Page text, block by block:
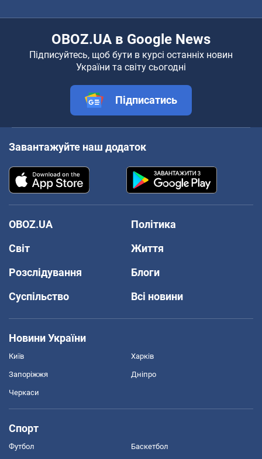
OBOZ.UA в Google News
Підписуйтесь, щоб бути в курсі останніх новин
України та світу сьогодні
Підписатись
Завантажуйте наш додаток
OBOZ.UA
Політика
Світ
Життя
Розслідування
Блоги
Суспільство
Всі новини
Новини України
Київ Харків
Запоріжжя Дніпро
Черкаси
Спорт
Футбол Баскетбол